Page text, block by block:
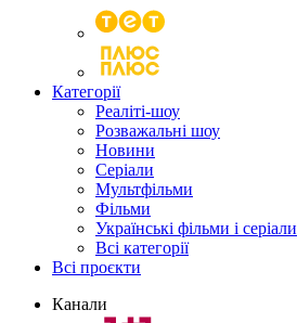
Категорії
Реаліті-шоу
Розважальні шоу
Новини
Серіали
Мультфільми
Фільми
Українські фільми і серіали
Всі категорії
Всі проєкти
Канали